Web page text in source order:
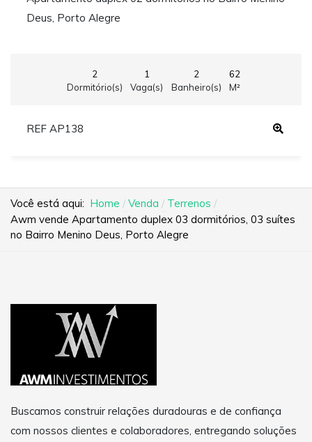
Deus, Porto Alegre
2
Dormitório(s)
1
Vaga(s)
2
Banheiro(s)
62
M²
REF AP138
Você está aqui: Home Venda
Terrenos
Awm vende Apartamento duplex 03 dormitórios, 03 suítes
no Bairro Menino Deus, Porto Alegre
Buscamos construir relações duradouras e de confiança
com nossos clientes e colaboradores, entregando soluções